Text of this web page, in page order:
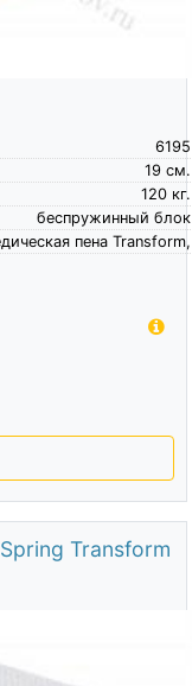
6195
см.
19
кг.
120
беспружинный блок
пена Transform,
Transform